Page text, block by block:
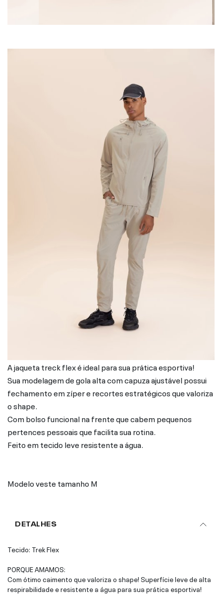
A jaqueta treck flex é ideal para sua prática esportiva!
Sua modelagem de gola alta com capuza ajustável possui
fechamento em zíper e recortes estratégicos que valoriza
o shape.
Com bolso funcional na frente que cabem pequenos
pertences pessoais que facilita sua rotina.
Feito em tecido leve resistente a água.
Modelo veste tamanho M
DETALHES
Tecido: Trek Flex
PORQUE AMAMOS:
Com ótimo caimento que valoriza o shape! Superfície leve de alta
respirabilidade e resistente a água para sua prática esportiva!